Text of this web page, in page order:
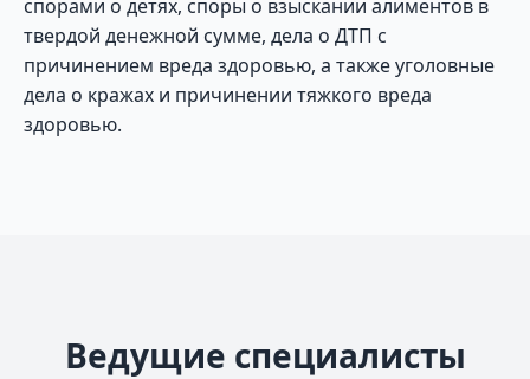
спорами о детях, споры о взыскании алиментов в
твердой денежной сумме, дела о ДТП с
причинением вреда здоровью, а также уголовные
дела о кражах и причинении тяжкого вреда
здоровью.
Ведущие специалисты